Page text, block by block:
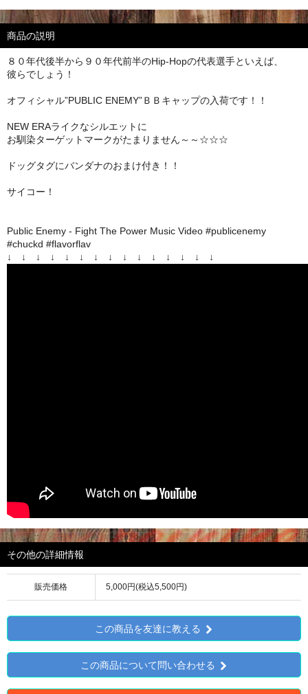
商品の説明
８０年代後半から９０年代前半のHip-Hopの代表選手といえば、
彼らでしょう！
オフィシャル”PUBLIC ENEMY”ＢＢキャップの入荷です！！
NEW ERAライクなシルエットに
お馴染ターゲットマークがたまりません～～☆☆☆
ドッグタグにバンダナのおまけ付き！！
サイコー！
Public Enemy - Fight The Power Music Video #publicenemy
#chuckd #flavorflav
↓ ↓ ↓ ↓ ↓ ↓ ↓ ↓ ↓ ↓ ↓ ↓ ↓ ↓ ↓
その他の詳細情報
販売価格 5,000円(税込5,500円)
この商品を友達に教える
この商品について問い合わせる